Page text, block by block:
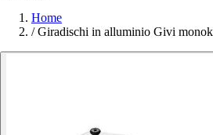
Home
/ Giradischi in alluminio Givi